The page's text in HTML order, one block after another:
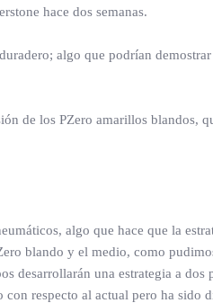
hace dos semanas.
algo que podrían
de los PZero amarillos blandos,
algo que hace que la
blando y el medio, como
una estrategia a dos
respecto al actual pero ha sido